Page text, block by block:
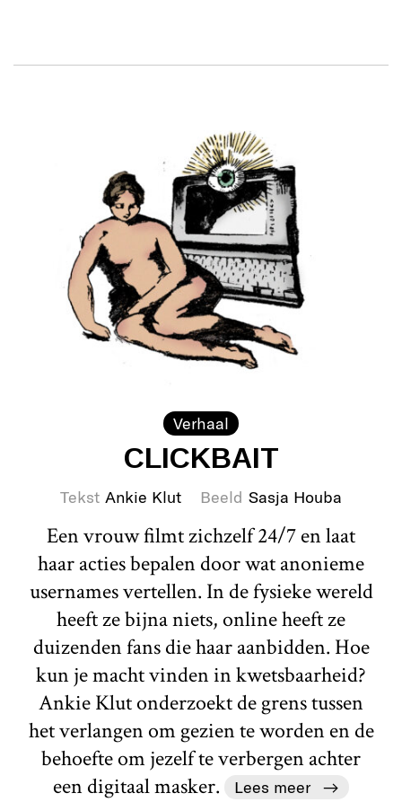
Verhaal
CLICKBAIT
Tekst Ankie Klut Beeld Sasja Houba
Een vrouw filmt zichzelf 24/7 en laat
haar acties bepalen door wat anonieme
usernames vertellen. In de fysieke wereld
heeft ze bijna niets, online heeft ze
duizenden fans die haar aanbidden. Hoe
kun je macht vinden in kwetsbaarheid?
Ankie Klut onderzoekt de grens tussen
het verlangen om gezien te worden en de
behoefte om jezelf te verbergen achter
een digitaal masker.
Lees meer